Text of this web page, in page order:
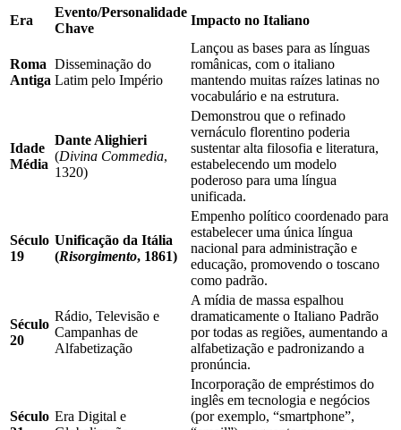
Era
Evento/Personalidade
Chave
Impacto no Italiano
Roma
Antiga
Disseminação do
Latim pelo Império
Lançou as bases para as línguas
românicas, com o italiano
mantendo muitas raízes latinas no
vocabulário e na estrutura.
Idade
Média
Dante Alighieri
(Divina Commedia,
1320)
Demonstrou que o refinado
vernáculo florentino poderia
sustentar alta filosofia e literatura,
estabelecendo um modelo
poderoso para uma língua
unificada.
Século
19
Unificação da Itália
(Risorgimento, 1861)
Empenho político coordenado para
estabelecer uma única língua
nacional para administração e
educação, promovendo o toscano
como padrão.
Século
20
Rádio, Televisão e
Campanhas de
Alfabetização
A mídia de massa espalhou
dramaticamente o Italiano Padrão
por todas as regiões, aumentando a
alfabetização e padronizando a
pronúncia.
Século Era Digital e
Incorporação de empréstimos do
inglês em tecnologia e negócios
(por exemplo, “smartphone”,